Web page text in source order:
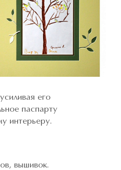
его
паспарту
интерьеру.
вышивок.